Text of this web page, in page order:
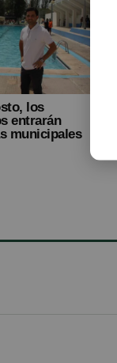
los
entrarán
municipales